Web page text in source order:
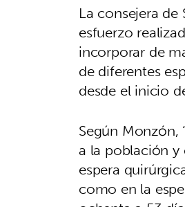
La consejera
esfuerzo
incorporar de
de diferentes
desde el inicio
Según
a la población y
espera
como en la